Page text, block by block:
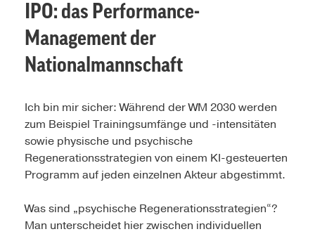
IPO: das Performance-
Management der
Nationalmannschaft
Ich bin mir sicher: Während der WM 2030 werden
zum Beispiel Trainingsumfänge und -intensitäten
sowie physische und psychische
Regenerationsstrategien von einem KI-gesteuerten
Programm auf jeden einzelnen Akteur abgestimmt.
Was sind „psychische Regenerationsstrategien“?
Man unterscheidet hier zwischen individuellen